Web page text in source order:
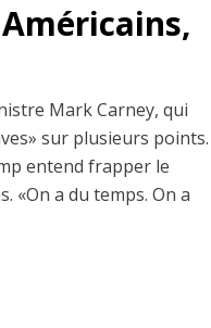
Mark Carney, qui
sur plusieurs points.
entend frapper le
«On a du temps. On a